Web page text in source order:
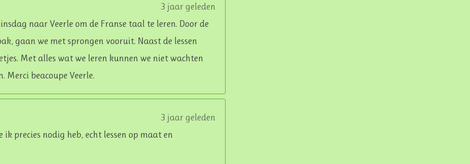
3 jaar geleden
naar Veerle om de Franse taal te leren. Door de
gaan we met sprongen vooruit. Naast de lessen
Met alles wat we leren kunnen we niet wachten
beacoupe Veerle.
3 jaar geleden
precies nodig heb, echt lessen op maat en